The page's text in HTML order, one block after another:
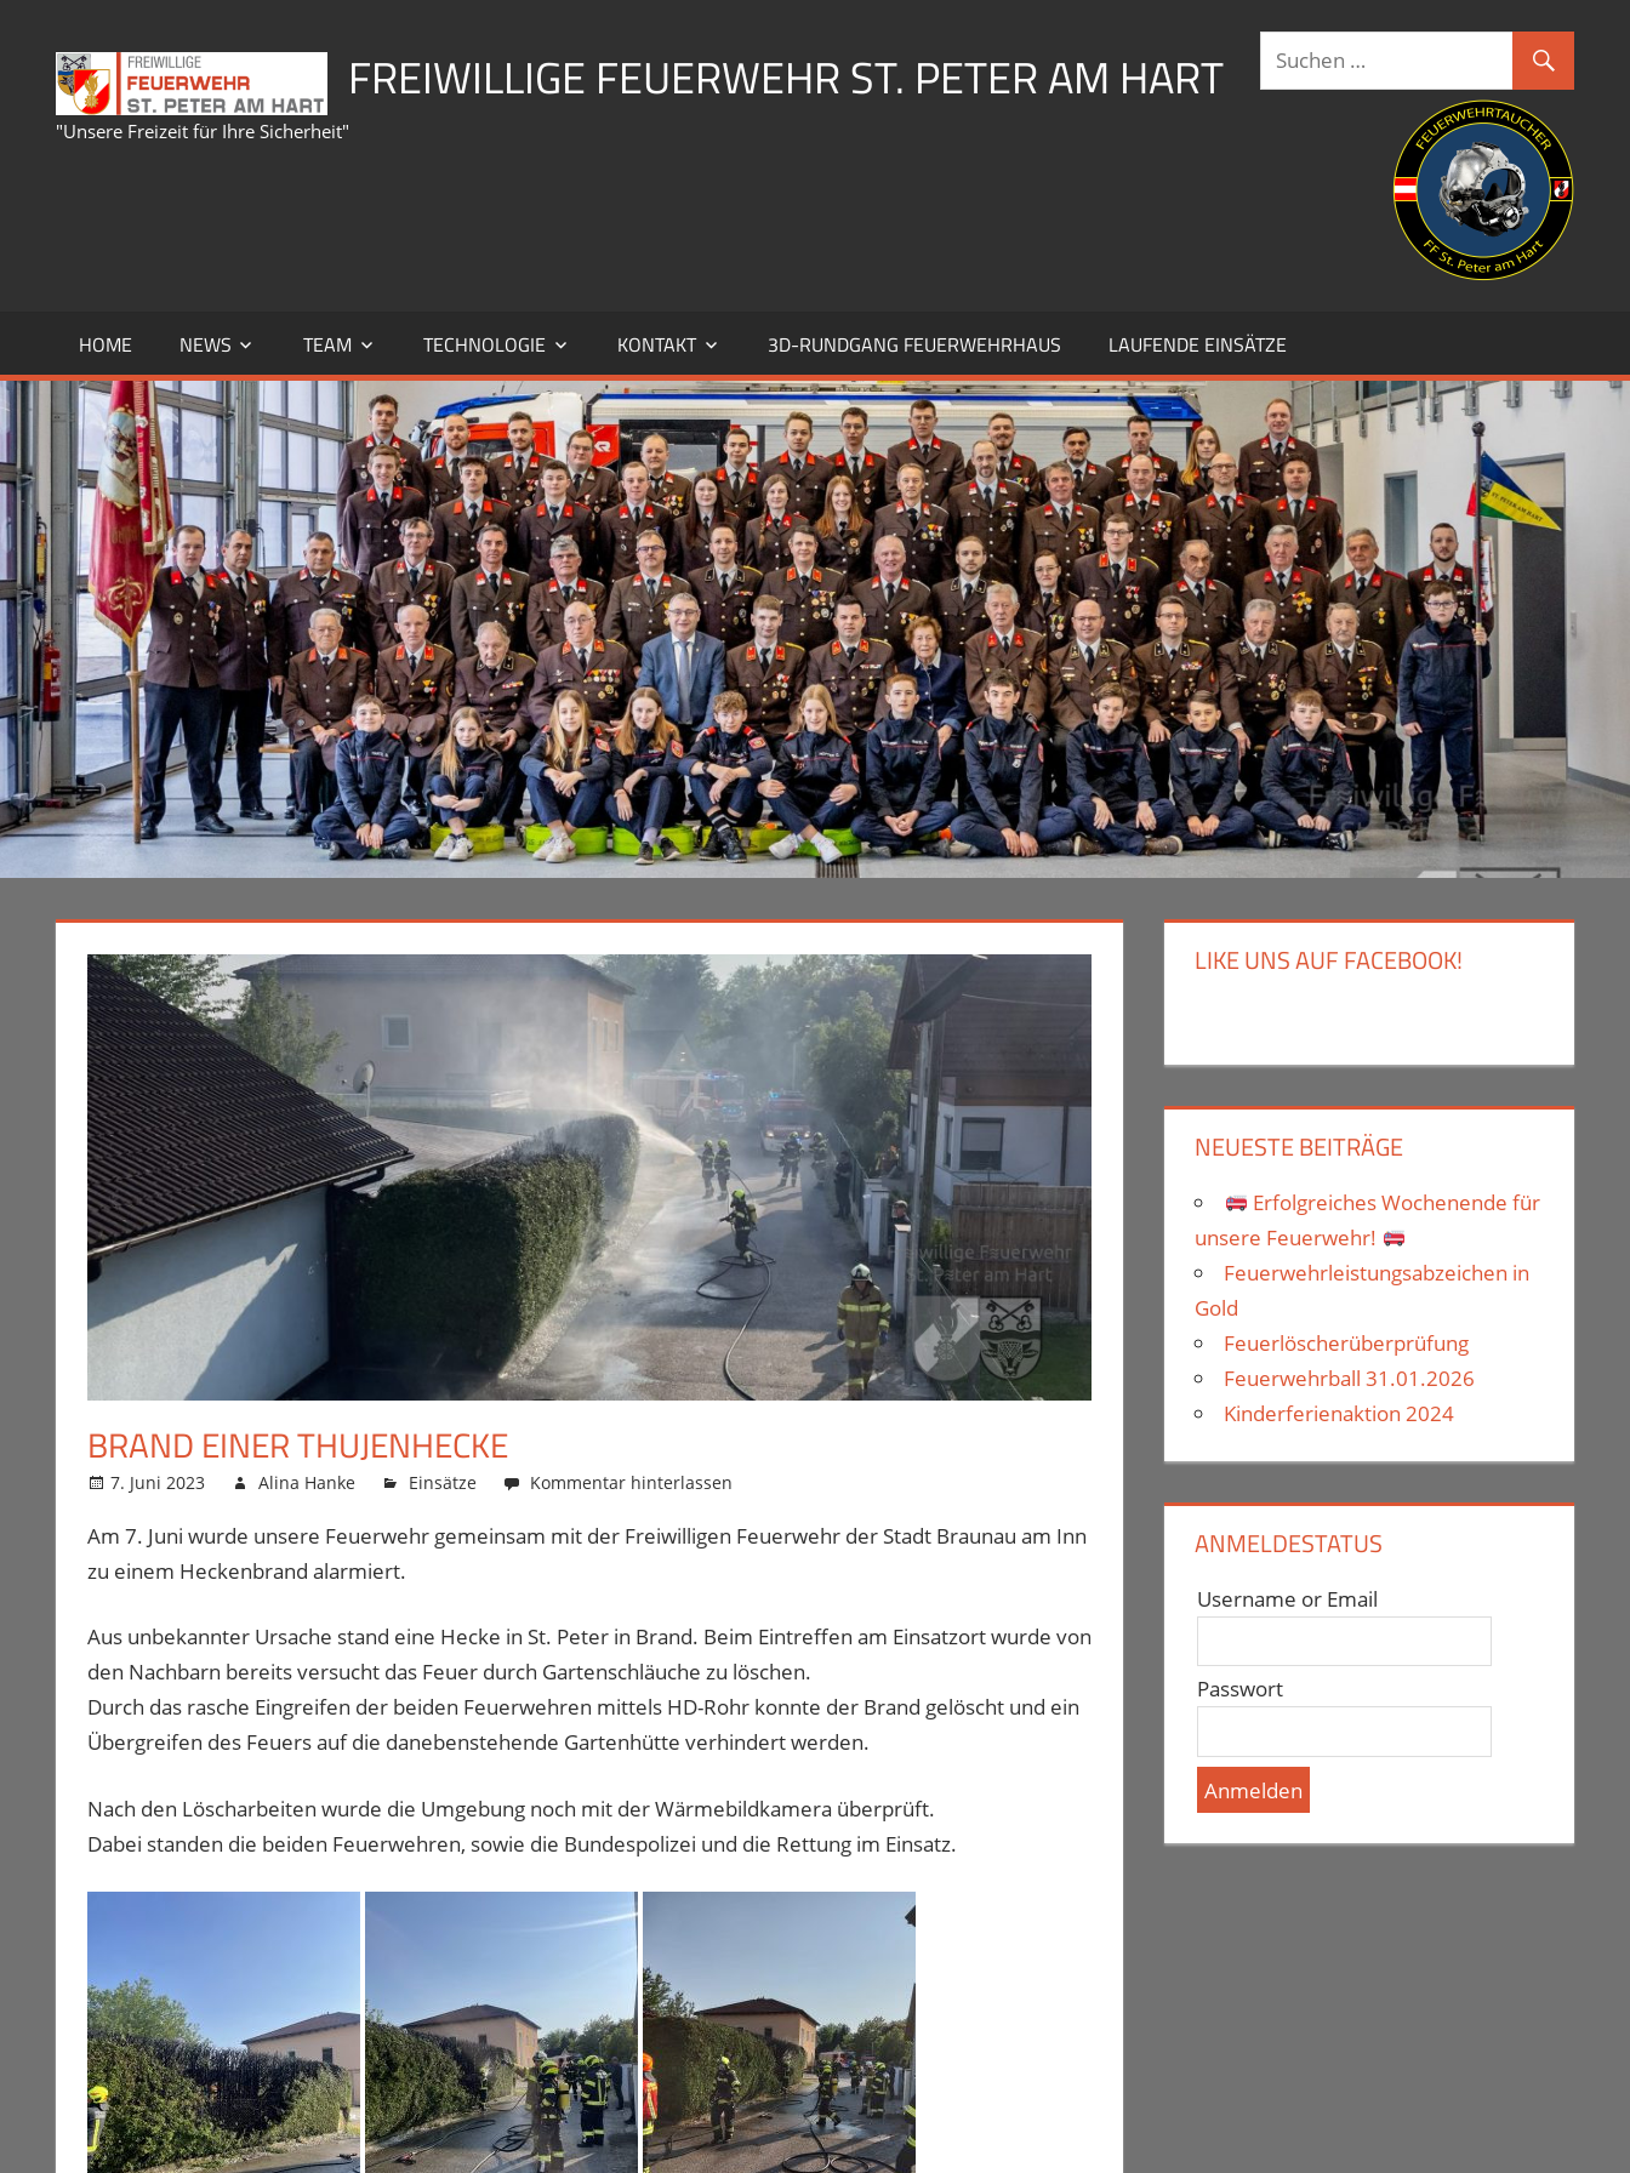
springen
FREIWILLIGE FEUERWEHR ST. PETER AM HART
"Unsere Freizeit für Ihre Sicherheit"
HOME NEWS TEAM TECHNOLOGIE KONTAKT 3D-RUNDGANG FEUERWEHRHAUS LAUFENDE EINSÄTZE
BRAND EINER THUJENHECKE
7. Juni 2023 Alina Hanke Einsätze Kommentar hinterlassen
Am 7. Juni wurde unsere Feuerwehr gemeinsam mit der Freiwilligen Feuerwehr der Stadt Braunau am Inn
zu einem Heckenbrand alarmiert.
Aus unbekannter Ursache stand eine Hecke in St. Peter in Brand. Beim Eintreffen am Einsatzort wurde von
den Nachbarn bereits versucht das Feuer durch Gartenschläuche zu löschen.
Durch das rasche Eingreifen der beiden Feuerwehren mittels HD-Rohr konnte der Brand gelöscht und ein
Übergreifen des Feuers auf die danebenstehende Gartenhütte verhindert werden.
Nach den Löscharbeiten wurde die Umgebung noch mit der Wärmebildkamera überprüft.
Dabei standen die beiden Feuerwehren, sowie die Bundespolizei und die Rettung im Einsatz.
LIKE UNS AUF FACEBOOK!
NEUESTE BEITRÄGE
Erfolgreiches Wochenende für
unsere Feuerwehr!
Feuerwehrleistungsabzeichen in
Gold
Feuerlöscherüberprüfung
Feuerwehrball 31.01.2026
Kinderferienaktion 2024
ANMELDESTATUS
Username or Email
Passwort